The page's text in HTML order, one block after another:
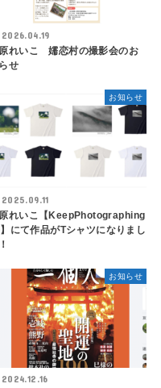
2026.04.19
れいこ 嬬恋村の撮影会のお
せ
お知らせ
2025.09.11
れいこ【KeepPhotographing​
にて作品がTシャツになりまし
お知らせ
2024.12.16